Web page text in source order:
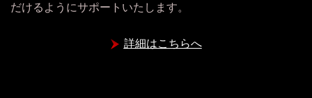
だけるようにサポートいたします。
詳細はこちらへ